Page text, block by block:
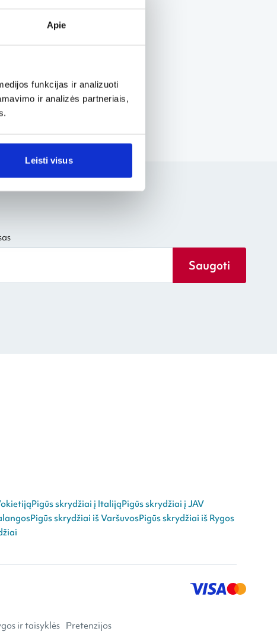
Apie
funkcijas ir analizuoti
ir analizės partneriais,
Leisti visus
Saugoti
Pigūs skrydžiai į ItalijąPigūs skrydžiai į JAV
Pigūs skrydžiai iš VaršuvosPigūs skrydžiai iš Rygos
ir taisyklės Pretenzijos